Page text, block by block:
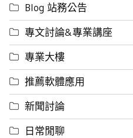
Blog 站務公告
專文討論&專業講座
專業大樓
推薦軟體應用
新聞討論
日常閒聊